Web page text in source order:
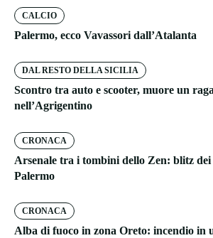
CALCIO
Palermo, ecco Vavassori dall’Atalanta
DAL RESTO DELLA SICILIA
Scontro tra auto e scooter, muore un
nell’Agrigentino
CRONACA
Arsenale tra i tombini dello Zen: blitz
Palermo
CRONACA
Alba di fuoco in zona Oreto: incendio in